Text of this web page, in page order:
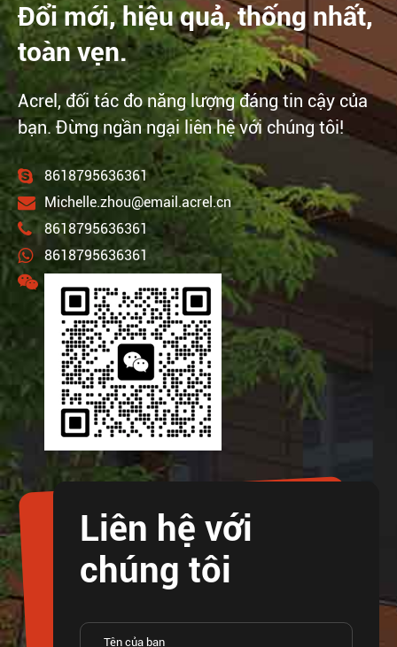
Đổi mới, hiệu quả, thống nhất,
toàn vẹn.
Acrel, đối tác đo năng lượng đáng tin cậy của
bạn. Đừng ngần ngại liên hệ với chúng tôi!
8618795636361
Michelle.zhou@email.acrel.cn
8618795636361
8618795636361
Liên hệ với
chúng tôi